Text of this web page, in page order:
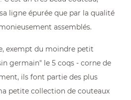
ligne épurée que par la qualité
assemblés.
exempt du moindre petit
germain" le 5 coqs - corne de
ils font partie des plus
petite collection de couteaux